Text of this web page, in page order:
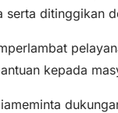
serta ditinggikan
kepada